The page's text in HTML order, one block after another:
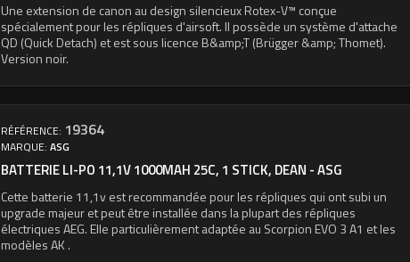
Une extension de canon au design silencieux Rotex-V™ conçue
spécialement pour les répliques d'airsoft. Il possède un système d'attache
QD (Quick Detach) et est sous licence B&amp;T (Brügger &amp; Thomet).
Version noir.
RÉFÉRENCE: 19364
MARQUE:ASG
BATTERIE LI-PO 11,1V 1000MAH 25C, 1 STICK, DEAN - ASG
Cette batterie 11,1v est recommandée pour les répliques qui ont subi un
upgrade majeur et peut être installée dans la plupart des répliques
électriques AEG. Elle particulièrement adaptée au Scorpion EVO 3 A1 et les
modèles AK .